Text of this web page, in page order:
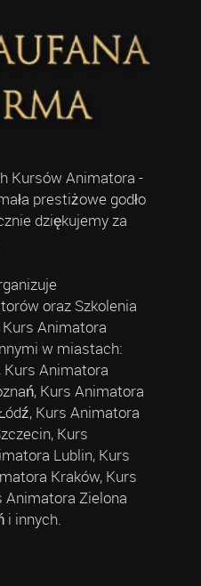
Kursów Animatora -
prestiżowe godło
dziękujemy za
oraz Szkolenia
Animatora
w miastach:
Animatora
Kurs Animatora
Kurs Animatora
Kurs
Lublin, Kurs
Kraków, Kurs
Animatora Zielona
i innych.